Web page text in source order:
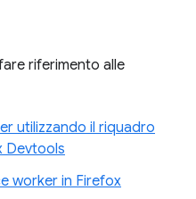
riferimento alle
utilizzando il riquadro
Devtools
worker in Firefox